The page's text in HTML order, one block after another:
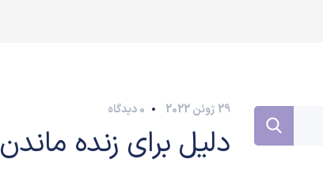
29 ژوئن 2022 0 دیدگاه
دلیل برای زنده ماندن